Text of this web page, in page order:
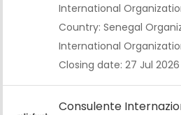
International
Country: Senegal
International
Closing date: 27 Jul
Consulente